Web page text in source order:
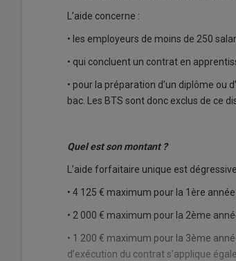
L’aide concerne :
• les employeurs de moins de 250
• qui concluent un contrat en
• pour la préparation d’un diplôme ou
bac. Les BTS sont donc exclus de ce
Quel est son montant ?
L’aide forfaitaire unique est
• 4 125 € maximum pour la 1ère
• 2 000 € maximum pour la 2ème
• 1 200 € maximum pour la 3ème
d’exécution du contrat s’applique